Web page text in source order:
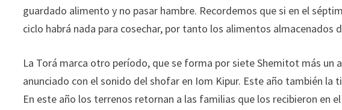
guardado alimento y no pasar hambre. Recordemos que si en el
ciclo habrá nada para cosechar, por tanto los alimentos almacenados
La Torá marca otro período, que se forma por siete Shemitot más un
anunciado con el sonido del shofar en Iom Kipur. Este año también la
En este año los terrenos retornan a las familias que los recibieron en